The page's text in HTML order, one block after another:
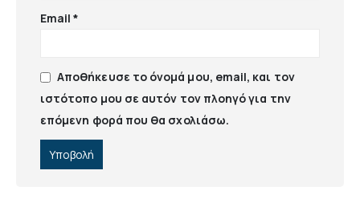
Email*
Αποθήκευσε το όνομά μου, email, και τον
ιστότοπο μου σε αυτόν τον πλοηγό για την
επόμενη φορά που θα σχολιάσω.